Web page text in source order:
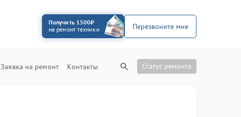
Получить 1500₽
на ремонт техники
Перезвоните мне
Заявка на ремонт Контакты Статус ремонта